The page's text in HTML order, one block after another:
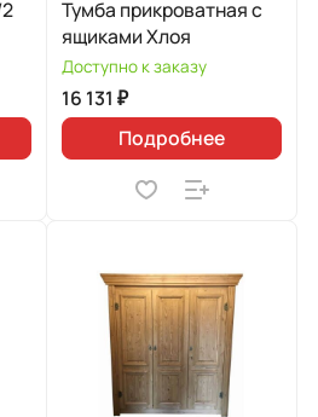
Тумба прикроватная с
ящиками Хлоя
Доступно к заказу
16 131 ₽
Подробнее